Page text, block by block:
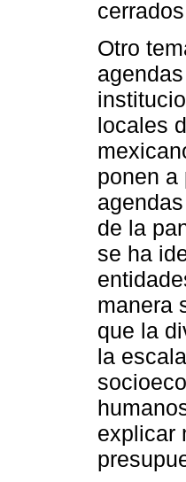
Otro
locales
ponen a
de la
se ha
manera
que la
la
explicar